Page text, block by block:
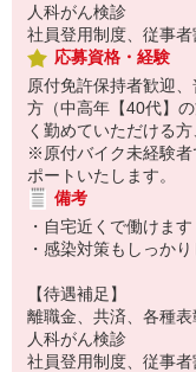
人科がん検診
社員登用制度、従事者
応募資格・経験
原付免許保持者歓迎
方（中高年【40代】
く勤めていただける
※原付バイク未経験者
ポートいたします。
備考
・自宅近くで働けます
・感染対策もしっか
【待遇補足】
離職金、共済、各種
人科がん検診
社員登用制度、従事